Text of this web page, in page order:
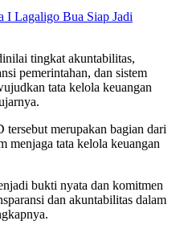
I Lagaligo Bua Siap Jadi
tingkat akuntabilitas,
pemerintahan, dan sistem
tata kelola keuangan
merupakan bagian dari
menjaga tata kelola keuangan
bukti nyata dan komitmen
dan akuntabilitas dalam